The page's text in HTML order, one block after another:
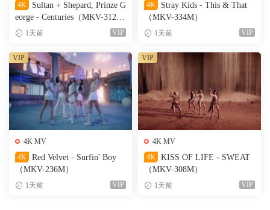
4K
Sultan + Shepard, Prinze G
eorge - Centuries（MKV-312
M）1天前 VIP
4K
Stray Kids - This & That
（MKV-334M）
1天前 VIP
4K MV
4K
Red Velvet - Surfin' Boy
（MKV-236M）
1天前 VIP
VIP
4K MV
4K
KISS OF LIFE - SWEAT
（MKV-308M）
1天前 VIP
VIP